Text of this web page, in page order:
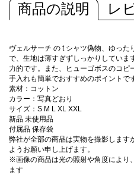
商品の説明 レ
ヴェルサーチ の t シャツ偽物、ゆっ
で、生地は薄すぎずしっかりしていま
力的です。また、ヒューゴボスのコピ
手入れも簡単でおすすめのポイントで
素材：コットン
カラー：写真どおり
サイズ：S M L XL XXL
新品 未使用品
付属品 保存袋
弊社が全部の商品は実物を撮影します
ようお願い申し上げます。
※画像の商品は光の照射や角度により
ます